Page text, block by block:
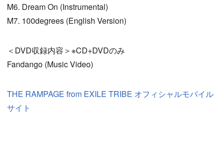
M6. Dream On (Instrumental)
M7. 100degrees (English Version)
＜DVD収録内容＞※CD+DVDのみ
Fandango (Music Video)
THE RAMPAGE from EXILE TRIBE オフィシャルモバイル
サイト